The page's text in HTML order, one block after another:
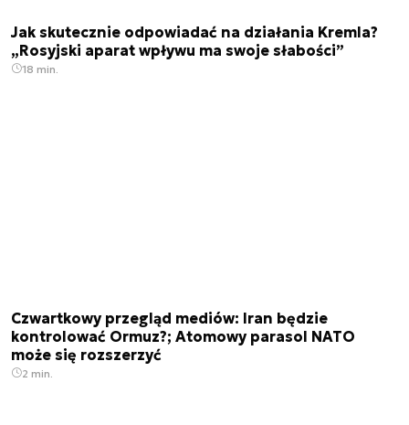
Jak skutecznie odpowiadać na działania Kremla?
„Rosyjski aparat wpływu ma swoje słabości”
18 min.
Czwartkowy przegląd mediów: Iran będzie
kontrolować Ormuz?; Atomowy parasol NATO
może się rozszerzyć
2 min.